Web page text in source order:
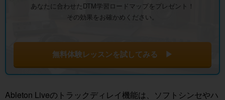
あなたに合わせたDTM学習ロードマップをプレゼント！
その効果をお確かめください。
無料体験レッスンを試してみる ▶
Ableton Liveのトラックディレイ機能は、ソフトシンセやハ